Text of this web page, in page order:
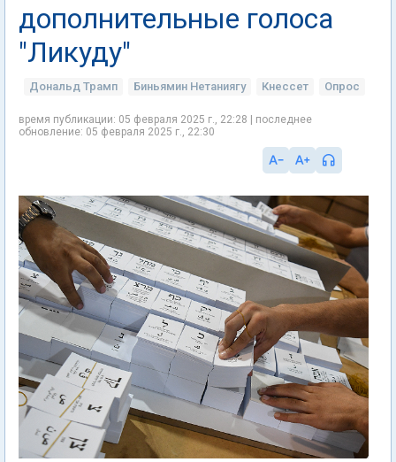
дополнительные голоса
"Ликуду"
Дональд Трамп Биньямин Нетаниягу Кнессет Опрос
время публикации: 05 февраля 2025 г., 22:28 | последнее
обновление: 05 февраля 2025 г., 22:30